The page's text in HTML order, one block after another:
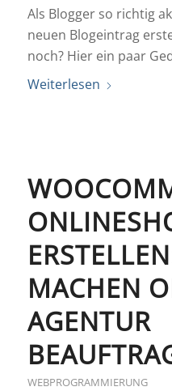
Als Blogger so richtig
neuen Blogeintrag
noch? Hier ein paar
Weiterlesen
MACHEN
AGENTUR
WEBPROGRAMMIERUNG